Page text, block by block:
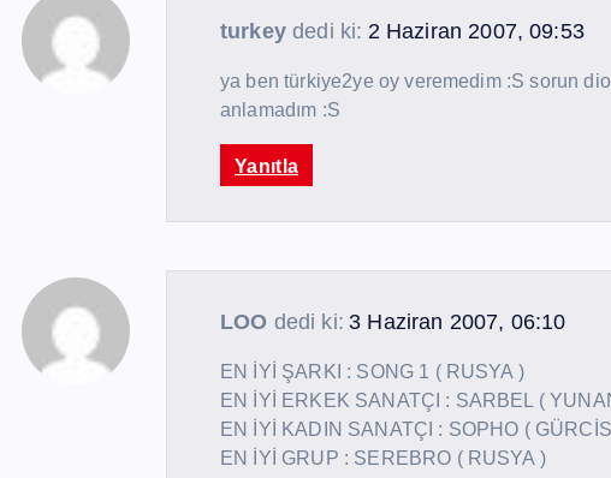
turkey dedi ki: 2 Haziran 2007, 09:53
ya ben türkiye2ye oy veremedim :S sorun
anlamadım :S
Yanıtla
LOO dedi ki: 3 Haziran 2007, 06:10
EN İYİ ŞARKI : SONG 1 ( RUSYA )
EN İYİ ERKEK SANATÇI : SARBEL (
EN İYİ KADIN SANATÇI : SOPHO (
EN İYİ GRUP : SEREBRO ( RUSYA )